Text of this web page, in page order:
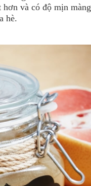
và có độ mịn màng
hè.